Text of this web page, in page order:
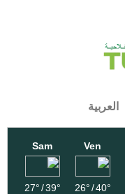
العربية
Ven
40°
/
26°
Sam
39°
/
27°